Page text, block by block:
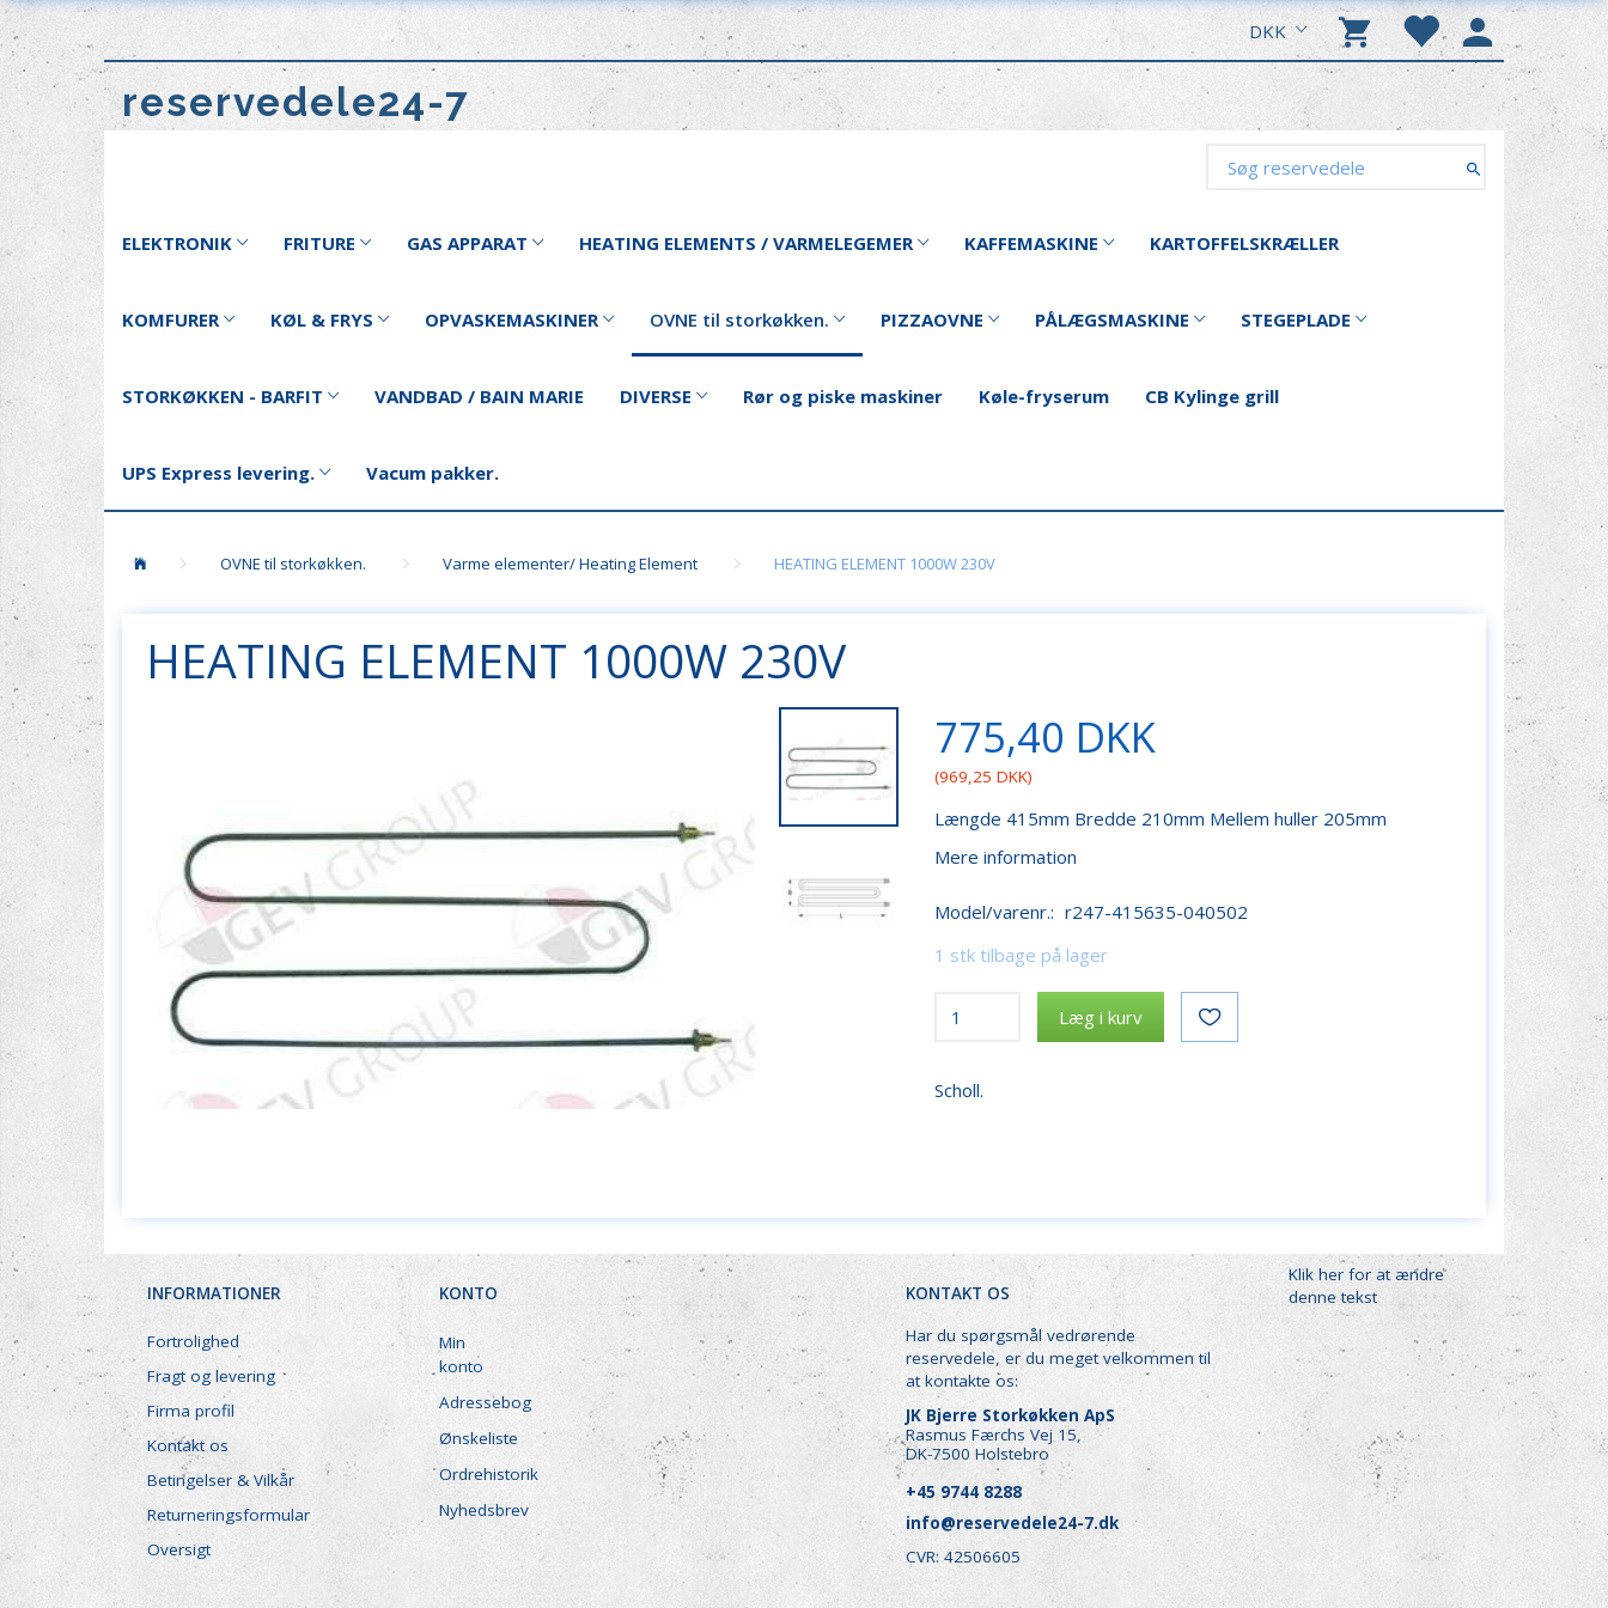
DKK
reservedele24-7
ELEKTRONIK FRITURE GAS APPARAT HEATING ELEMENTS / VARMELEGEMER KAFFEMASKINE KARTOFFELSKRÆLLER
KOMFURER KØL & FRYS OPVASKEMASKINER OVNE til storkøkken. PIZZAOVNE PÅLÆGSMASKINE STEGEPLADE
STORKØKKEN - BARFIT VANDBAD / BAIN MARIE DIVERSE Rør og piske maskiner Køle-fryserum CB Kylinge grill
UPS Express levering. Vacum pakker.
OVNE til storkøkken. Varme elementer/ Heating Element HEATING ELEMENT 1000W 230V
HEATING ELEMENT 1000W 230V
775,40 DKK
(969,25 DKK)
Længde 415mm Bredde 210mm Mellem huller 205mm
Mere information
Model/varenr.: r247-415635-040502
1 stk tilbage på lager
Læg i kurv
Scholl.
INFORMATIONER
Fortrolighed
Fragt og levering
Firma profil
Kontakt os
Betingelser & Vilkår
Returneringsformular
Oversigt
KONTO
Min
konto
Adressebog
Ønskeliste
Ordrehistorik
Nyhedsbrev
KONTAKT OS
Har du spørgsmål vedrørende
reservedele, er du meget velkommen til
at kontakte os:
JK Bjerre Storkøkken ApS
Rasmus Færchs Vej 15,
DK-7500 Holstebro
+45 9744 8288
info@reservedele24-7.dk
CVR: 42506605
Klik her for at ændre
denne tekst